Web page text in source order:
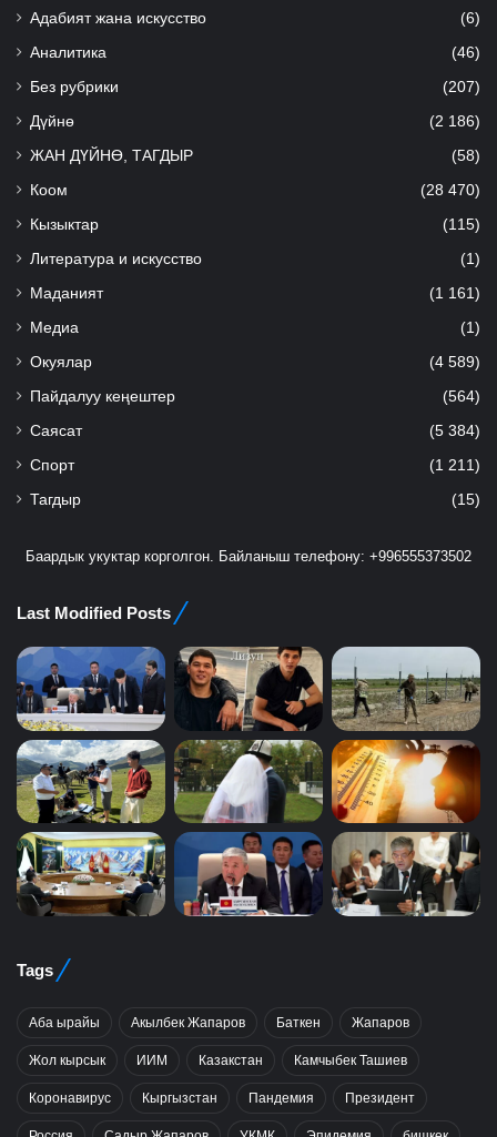
Адабият жана искусство (6)
Аналитика (46)
Без рубрики (207)
Дүйнө (2 186)
ЖАН ДҮЙНӨ, ТАГДЫР (58)
Коом (28 470)
Кызыктар (115)
Литература и искусство (1)
Маданият (1 161)
Медиа (1)
Окуялар (4 589)
Пайдалуу кеңештер (564)
Саясат (5 384)
Спорт (1 211)
Тагдыр (15)
Баардык укуктар корголгон. Байланыш телефону: +996555373502
Last Modified Posts
Tags
Аба ырайы Акылбек Жапаров Баткен Жапаров
Жол кырсык ИИМ Казакстан Камчыбек Ташиев
Коронавирус Кыргызстан Пандемия Президент